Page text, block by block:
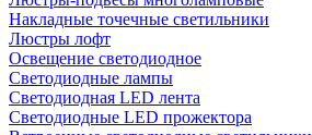
Накладные точечные светильники
Люстры лофт
Освещение светодиодное
Светодиодные лампы
Светодиодная LED лента
Светодиодные LED прожектора